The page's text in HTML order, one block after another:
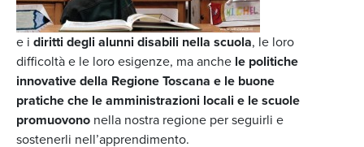
e i diritti degli alunni disabili nella scuola, le loro
difficoltà e le loro esigenze, ma anche le politiche
innovative della Regione Toscana e le buone
pratiche che le amministrazioni locali e le scuole
promuovono nella nostra regione per seguirli e
sostenerli nell’apprendimento.